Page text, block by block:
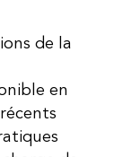
de la
en